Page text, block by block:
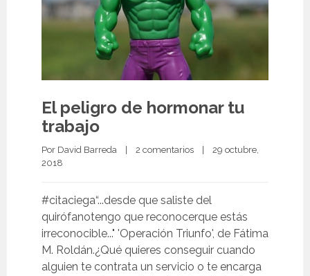
El peligro de hormonar tu
trabajo
Por David Barreda 2 comentarios
29 octubre,
2018
#citaciega“...desde que saliste del
quirófanotengo que reconocerque estás
irreconocible..." 'Operación Triunfo', de Fátima
M. Roldán.¿Qué quieres conseguir cuando
alguien te contrata un servicio o te encarga